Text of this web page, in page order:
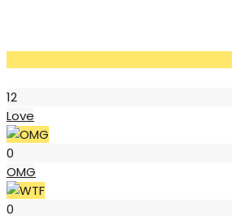
12
Love
0
OMG
0